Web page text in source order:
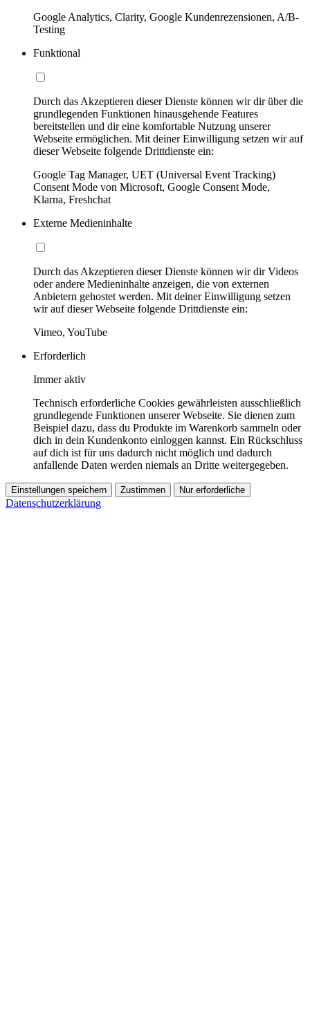
Google Analytics, Clarity, Google Kundenrezensionen, A/B-
Testing
Funktional
Durch das Akzeptieren dieser Dienste können wir dir über die
grundlegenden Funktionen hinausgehende Features
bereitstellen und dir eine komfortable Nutzung unserer
Webseite ermöglichen. Mit deiner Einwilligung setzen wir auf
dieser Webseite folgende Drittdienste ein:
Google Tag Manager, UET (Universal Event Tracking)
Consent Mode von Microsoft, Google Consent Mode,
Klarna, Freshchat
Externe Medieninhalte
Durch das Akzeptieren dieser Dienste können wir dir Videos
oder andere Medieninhalte anzeigen, die von externen
Anbietern gehostet werden. Mit deiner Einwilligung setzen
wir auf dieser Webseite folgende Drittdienste ein:
Vimeo, YouTube
Erforderlich
Immer aktiv
Technisch erforderliche Cookies gewährleisten ausschließlich
grundlegende Funktionen unserer Webseite. Sie dienen zum
Beispiel dazu, dass du Produkte im Warenkorb sammeln oder
dich in dein Kundenkonto einloggen kannst. Ein Rückschluss
auf dich ist für uns dadurch nicht möglich und dadurch
anfallende Daten werden niemals an Dritte weitergegeben.
Einstellungen speichern Zustimmen Nur erforderliche
Datenschutzerklärung